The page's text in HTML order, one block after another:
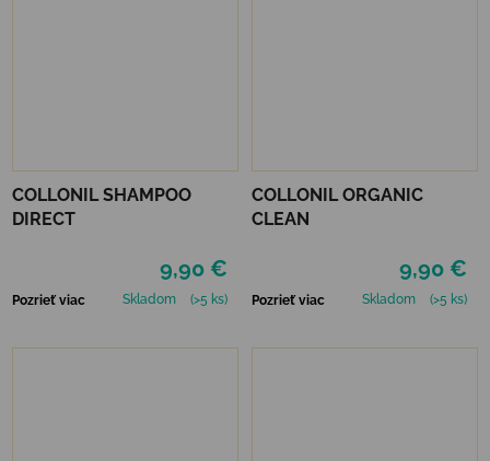
COLLONIL SHAMPOO
DIRECT
9,90 €
Pozrieť viac Skladom (>5 ks)
COLLONIL ORGANIC
CLEAN
9,90 €
Pozrieť viac Skladom (>5 ks)